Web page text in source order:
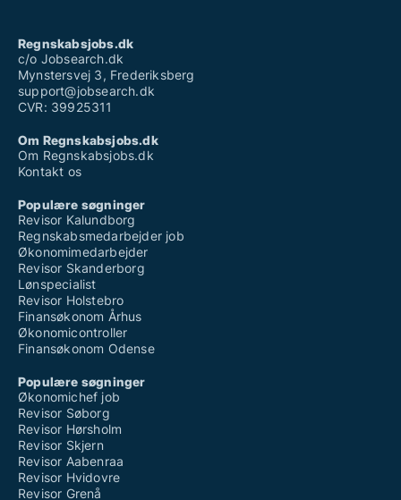
Regnskabsjobs.dk
c/o Jobsearch.dk
Mynstersvej 3, Frederiksberg
support@jobsearch.dk
CVR: 39925311
Om Regnskabsjobs.dk
Om Regnskabsjobs.dk
Kontakt os
Populære søgninger
Revisor Kalundborg
Regnskabsmedarbejder job
Økonomimedarbejder
Revisor Skanderborg
Lønspecialist
Revisor Holstebro
Finansøkonom Århus
Økonomicontroller
Finansøkonom Odense
Populære søgninger
Økonomichef job
Revisor Søborg
Revisor Hørsholm
Revisor Skjern
Revisor Aabenraa
Revisor Hvidovre
Revisor Grenå